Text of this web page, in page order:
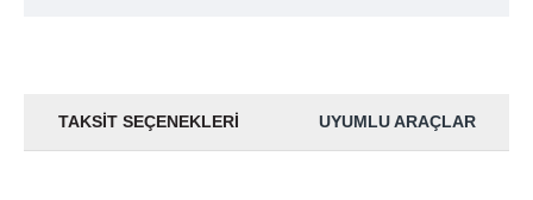
TAKSIT SEÇENEKLERI UYUMLU ARAÇLAR